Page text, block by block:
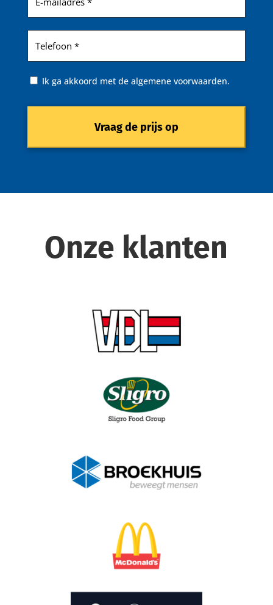
mailadres
(Vereist)
(Vereist)
Instemming
Ik ga akkoord met de algemene voorwaarden.
Onze klanten